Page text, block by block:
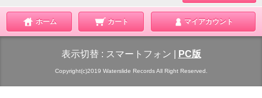
ホーム カート マイアカウント
表示切替 : スマートフォン PC版
Copyright(c)2019 Waterslide Records All Right Reserved.